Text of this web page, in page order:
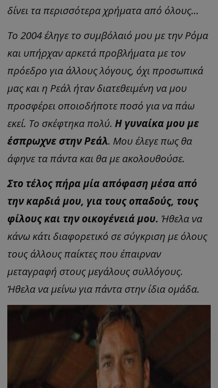
δίνει τα περισσότερα χρήματα από όλους…
Το 2004 έληγε το συμβόλαιό μου με την Ρόμα
και υπήρχαν αρκετά προβλήματα με τον
πρόεδρο για άλλους λόγους, όχι προσωπικά
μας και η Ρεάλ ήταν διατεθειμένη να μου
προσφέρει οποιοδήποτε ποσό για να πάω
εκεί. Το σκέφτηκα πολύ. Η γυναίκα μου με
έσπρωχνε στην Ρεάλ. Μου έλεγε πως θα
άφηνε τα πάντα και θα με ακολουθούσε.
Στο τέλος πήρα μία απόφαση μέσα από
την καρδιά μου, για τους οπαδούς, τους
φίλους και την οικογένειά μου. Ήθελα να
κάνω κάτι διαφορετικό σε σύγκριση με όλους
τους άλλους παίκτες που έπαιρναν
μεταγραφή στους μεγάλους συλλόγους.
Ήθελα να μείνω για πάντα στην ίδια ομάδα.